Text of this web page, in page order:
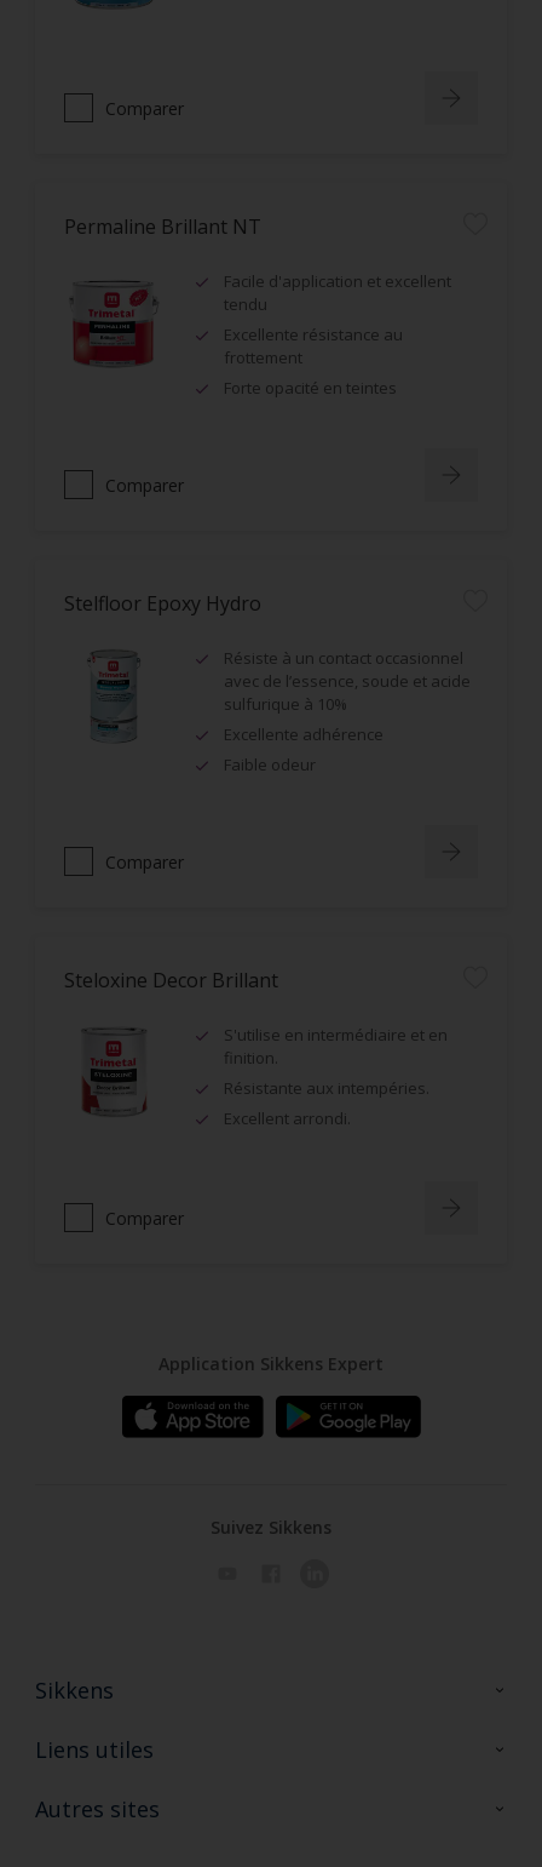
Comparer
Permaline Brillant NT
Facile d'application et excellent
tendu
Excellente résistance au
frottement
Forte opacité en teintes
Comparer
Stelfloor Epoxy Hydro
Résiste à un contact occasionnel
avec de l’essence, soude et acide
sulfurique à 10%
Excellente adhérence
Faible odeur
Comparer
Steloxine Decor Brillant
S'utilise en intermédiaire et en
finition.
Résistante aux intempéries.
Excellent arrondi.
Comparer
Application Sikkens Expert
Suivez Sikkens
Sikkens
A propos de Sikkens
Liens utiles
Ouvrir un magasin PASS
Autres sites